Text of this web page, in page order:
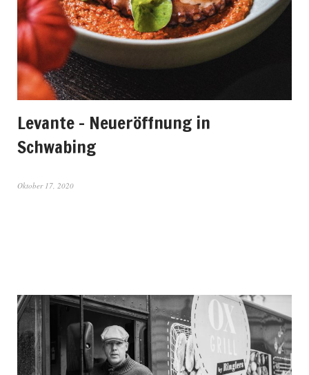
Levante – Neueröffnung in
Schwabing
Oktober 17, 2020